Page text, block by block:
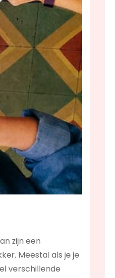
zijn een
Meestal als je je
verschillende